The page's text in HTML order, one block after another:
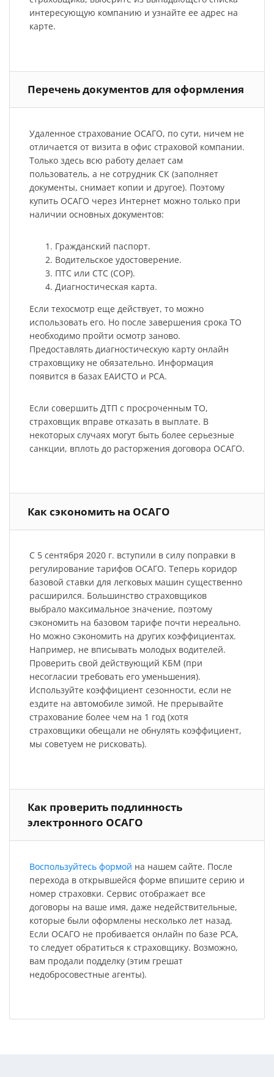
интересующую компанию и узнайте ее адрес на
карте.
Перечень документов для оформления
Удаленное страхование ОСАГО, по сути, ничем не
отличается от визита в офис страховой компании.
Только здесь всю работу делает сам
пользователь, а не сотрудник СК (заполняет
документы, снимает копии и другое). Поэтому
купить ОСАГО через Интернет можно только при
наличии основных документов:
Гражданский паспорт.
Водительское удостоверение.
ПТС или СТС (СОР).
Диагностическая карта.
Если техосмотр еще действует, то можно
использовать его. Но после завершения срока ТО
необходимо пройти осмотр заново.
Предоставлять диагностическую карту онлайн
страховщику не обязательно. Информация
появится в базах ЕАИСТО и РСА.
Если совершить ДТП с просроченным ТО,
страховщик вправе отказать в выплате. В
некоторых случаях могут быть более серьезные
санкции, вплоть до расторжения договора ОСАГО.
Как сэкономить на ОСАГО
С 5 сентября 2020 г. вступили в силу поправки в
регулирование тарифов ОСАГО. Теперь коридор
базовой ставки для легковых машин существенно
расширился. Большинство страховщиков
выбрало максимальное значение, поэтому
сэкономить на базовом тарифе почти нереально.
Но можно сэкономить на других коэффициентах.
Например, не вписывать молодых водителей.
Проверить свой действующий КБМ (при
несогласии требовать его уменьшения).
Используйте коэффициент сезонности, если не
ездите на автомобиле зимой. Не прерывайте
страхование более чем на 1 год (хотя
страховщики обещали не обнулять коэффициент,
мы советуем не рисковать).
Как проверить подлинность
электронного ОСАГО
Воспользуйтесь формой на нашем сайте. После
перехода в открывшейся форме впишите серию и
номер страховки. Сервис отображает все
договоры на ваше имя, даже недействительные,
которые были оформлены несколько лет назад.
Если ОСАГО не пробивается онлайн по базе РСА,
то следует обратиться к страховщику. Возможно,
вам продали подделку (этим грешат
недобросовестные агенты).